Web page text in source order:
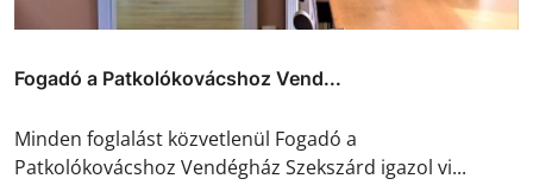
Fogadó a Patkolókovácshoz Vend...
Minden foglalást közvetlenül Fogadó a
Patkolókovácshoz Vendégház Szekszárd igazol vi...